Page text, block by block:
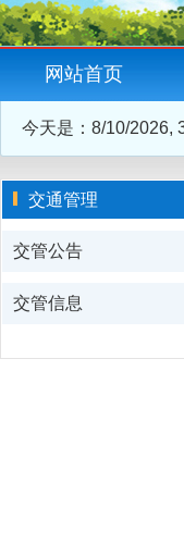
网站首页
今天是： 8/10/2026,
交通管理
交管公告
交管信息